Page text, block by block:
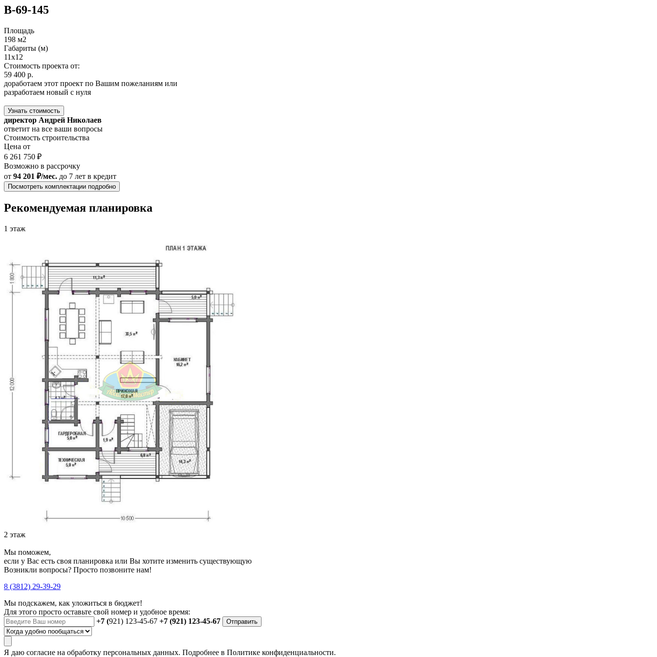
В-69-145
Площадь
198 м2
Габариты (м)
11х12
Стоимость проекта от:
59 400 р.
доработаем этот проект по Вашим пожеланиям или
разработаем новый с нуля
Узнать стоимость
директор Андрей Николаев
ответит на все ваши вопросы
Стоимость строительства
Цена от
6 261 750 ₽
Возможно в рассрочку
от 94 201 ₽/мес. до 7 лет в кредит
Посмотреть комплектации подробно
Рекомендуемая планировка
1 этаж
2 этаж
Мы поможем,
если у Вас есть своя планировка или Вы хотите изменить существующую
Возникли вопросы? Просто позвоните нам!
8 (3812) 29-39-29
Мы подскажем, как уложиться в бюджет!
Для этого просто оставьте свой номер и удобное время:
+7 (921) 123-45-67 +7 (921) 123-45-67 Отправить
Я даю согласие на обработку персональных данных. Подробнее в Политике конфиденциальности.